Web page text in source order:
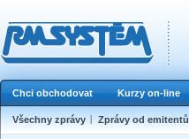
Chci obchodovat Kurzy on-line
Všechny zprávy Zprávy od emitentů